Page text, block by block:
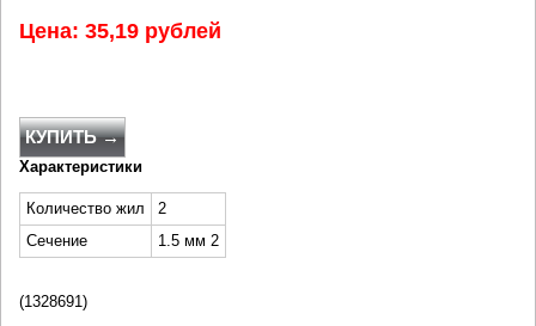
Цена: 35,19 рублей
КУПИТЬ →
Характеристики
Количество жил
2
Сечение
1.5 мм 2
(1328691)